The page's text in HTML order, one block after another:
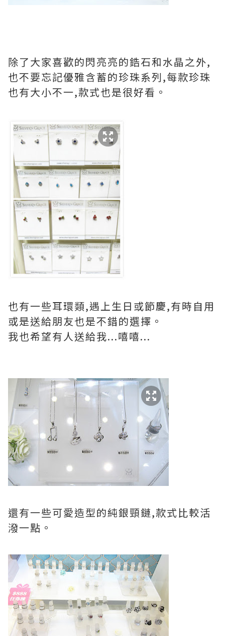
除了大家喜歡的閃亮亮的鋯石和水晶之外,
也不要忘記優雅含蓄的珍珠系列,每款珍珠
也有大小不一,款式也是很好看。
也有一些耳環類,遇上生日或節慶,有時自用
或是送給朋友也是不錯的選擇。
我也希望有人送給我...嘻嘻...
還有一些可愛造型的純銀頸鏈,款式比較活
潑一點。